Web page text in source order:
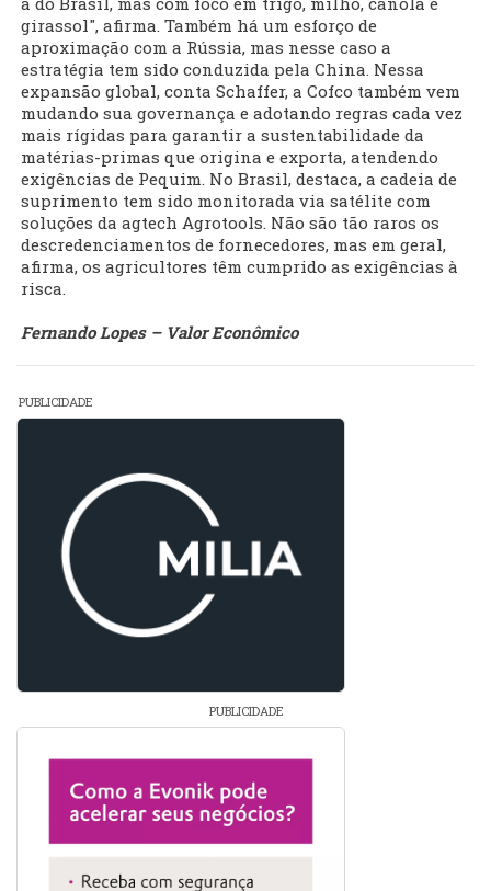
girassol", afirma. Também há um esforço de
aproximação com a Rússia, mas nesse caso a
estratégia tem sido conduzida pela China. Nessa
expansão global, conta Schaffer, a Cofco também vem
mudando sua governança e adotando regras cada vez
mais rígidas para garantir a sustentabilidade da
matérias-primas que origina e exporta, atendendo
exigências de Pequim. No Brasil, destaca, a cadeia de
suprimento tem sido monitorada via satélite com
soluções da agtech Agrotools. Não são tão raros os
descredenciamentos de fornecedores, mas em geral,
afirma, os agricultores têm cumprido as exigências à
risca.
Fernando Lopes – Valor Econômico
PUBLICIDADE
PUBLICIDADE